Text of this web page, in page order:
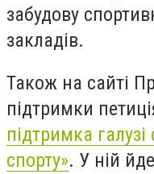
забудову
закладів.
Також на сайті
підтримки
підтримка галузі
спорту». У ній